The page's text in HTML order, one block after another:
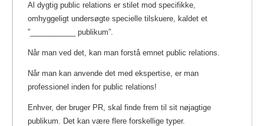
Al dygtig public relations er stilet mod specifikke,
omhyggeligt undersøgte specielle tilskuere, kaldet et
”___________ publikum”.
Når man ved det, kan man forstå emnet public relations.
Når man kan anvende det med ekspertise, er man
professionel inden for public relations!
Enhver, der bruger PR, skal finde frem til sit nøjagtige
publikum. Det kan være flere forskellige typer.